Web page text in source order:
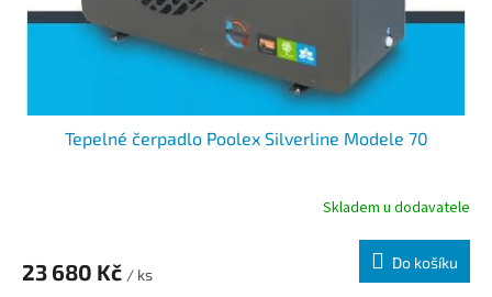
Tepelné čerpadlo Poolex Silverline Modele 70
Skladem u dodavatele
23 680 Kč / ks
Do košíku